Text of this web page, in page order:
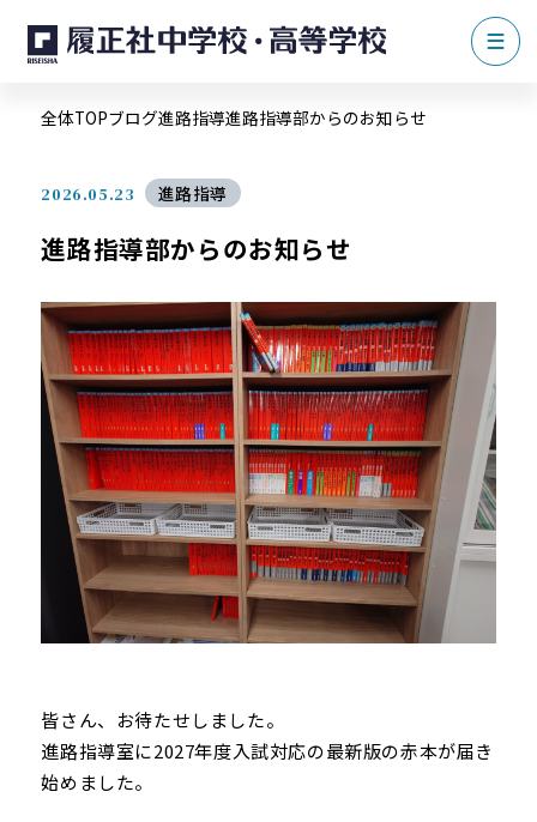
全体TOPブログ進路指導進路指導部からのお知らせ
2026.05.23 進路指導
進路指導部からのお知らせ
皆さん、お待たせしました。
進路指導室に2027年度入試対応の最新版の赤本が届き
始めました。